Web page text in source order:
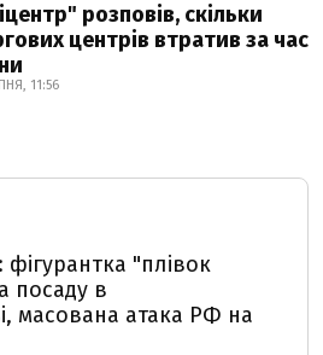
розповів, скільки
центрів втратив за час
11:56
"плівок
посаду в
масована атака РФ на